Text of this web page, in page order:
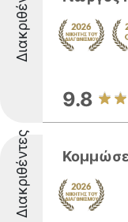
9.8
Διακριθέντες